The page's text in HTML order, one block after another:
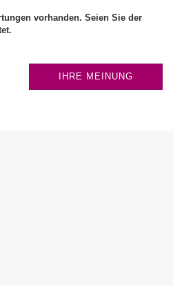
vorhanden. Seien Sie der
IHRE MEINUNG